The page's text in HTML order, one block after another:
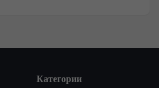
Категории